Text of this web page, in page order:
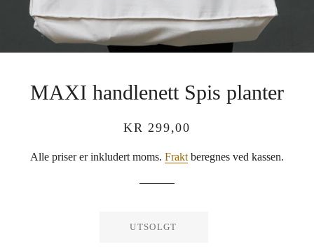
MAXI handlenett Spis planter
Vanlig
Salgspris
KR 299,00
Alle priser er inkludert moms. Frakt beregnes ved kassen.
UTSOLGT